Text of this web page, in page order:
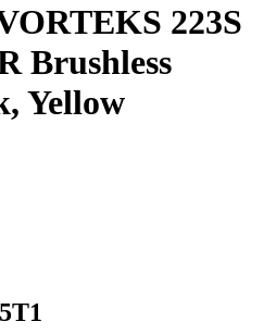
223S
Brushless
Yellow